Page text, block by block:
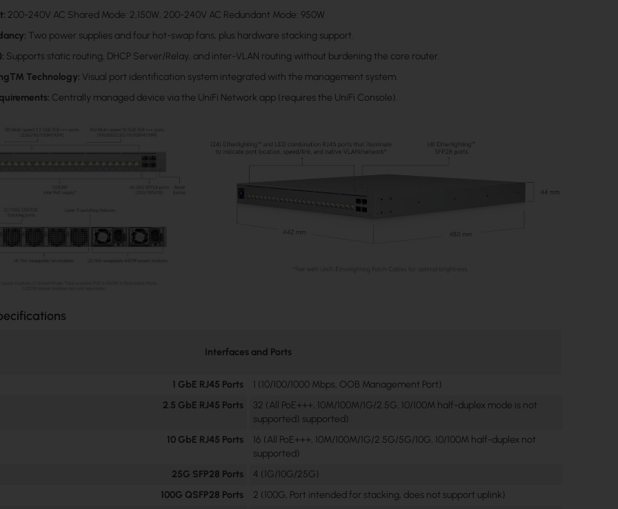
200-240V AC Shared Mode: 2,150W, 200-240V AC Redundant Mode: 950W
Two power supplies and four hot-swap fans, plus hardware stacking support.
Supports static routing, DHCP Server/Relay, and inter-VLAN routing without burdening the core router.
Technology: Visual port identification system integrated with the management system.
Centrally managed device via the UniFi Network app (requires the UniFi Console).
Interfaces and Ports
1 GbE RJ45 Ports
1 (10/100/1000 Mbps, OOB Management Port)
2.5 GbE RJ45 Ports
32 (All PoE+++, 10M/100M/1G/2.5G, 10/100M half-duplex mode is not
supported) supported)
10 GbE RJ45 Ports
16 (All PoE+++, 10M/100M/1G/2.5G/5G/10G, 10/100M half-duplex not
supported)
25G SFP28 Ports
4 (1G/10G/25G)
100G QSFP28 Ports
2 (100G, Port intended for stacking, does not support uplink)